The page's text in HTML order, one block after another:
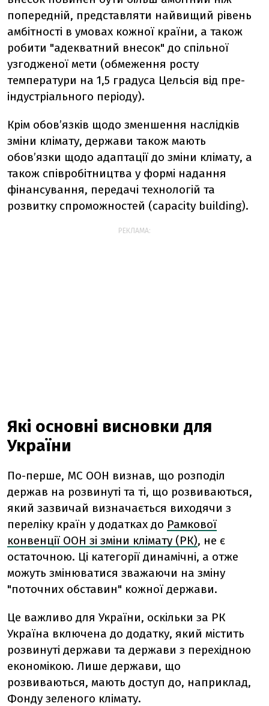
попередній, представляти найвищий рівень
амбітності в умовах кожної країни, а також
робити "адекватний внесок" до спільної
узгодженої мети (обмеження росту
температури на 1,5 градуса Цельсія від пре-
індустріального періоду).
Крім обов’язків щодо зменшення наслідків
зміни клімату, держави також мають
обов’язки щодо адаптації до зміни клімату, а
також співробітництва у формі надання
фінансування, передачі технологій та
розвитку спроможностей (capacity building).
РЕКЛАМА:
Які основні висновки для
України
По-перше, МС ООН визнав, що розподіл
держав на розвинуті та ті, що розвиваються,
який зазвичай визначається виходячи з
переліку країн у додатках до Рамкової
конвенції ООН зі зміни клімату (РК), не є
остаточною. Ці категорії динамічні, а отже
можуть змінюватися зважаючи на зміну
"поточних обставин" кожної держави.
Це важливо для України, оскільки за РК
Україна включена до додатку, який містить
розвинуті держави та держави з перехідною
економікою. Лише держави, що
розвиваються, мають доступ до, наприклад,
Фонду зеленого клімату.